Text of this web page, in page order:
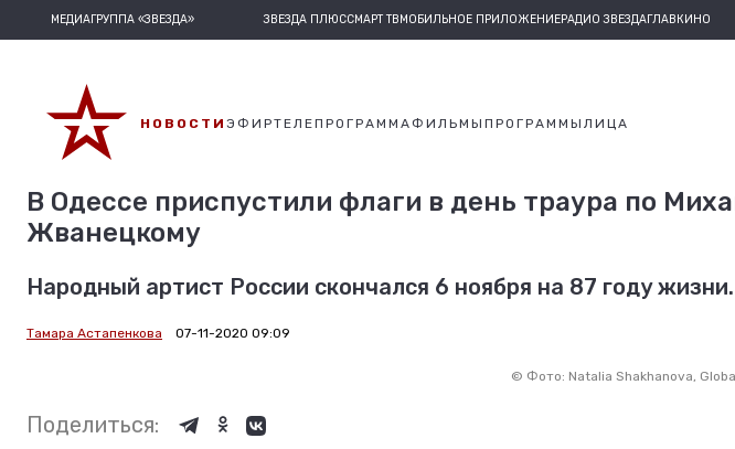
МЕДИАГРУППА «ЗВЕЗДА» ЗВЕЗДА ПЛЮССМАРТ ТВМОБИЛЬНОЕ ПРИЛОЖЕНИЕРАДИО ЗВЕЗДАГЛАВКИНО
НОВОСТИ ЭФИРТЕЛЕПРОГРАММАФИЛЬМЫ ПРОГРАММЫ ЛИЦА
В Одессе приспустили флаги в день траура по
Жванецкому
Народный артист России скончался 6 ноября на 87 году жизни.
Тамара Астапенкова 07-11-2020 09:09
© Фото: Natalia Shakhanova,
Поделиться: